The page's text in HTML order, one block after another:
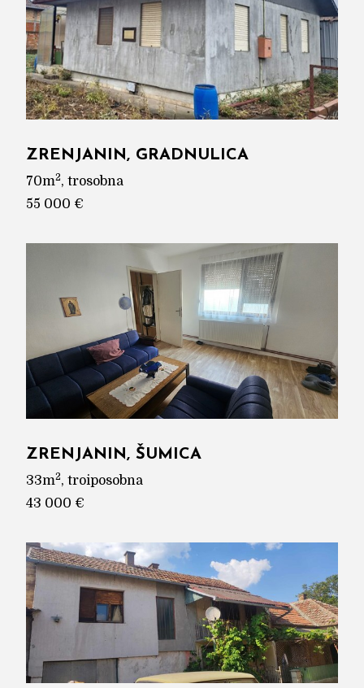
ZRENJANIN, GRADNULICA
70m2, trosobna
55 000 €
ZRENJANIN, ŠUMICA
33m2, troiposobna
43 000 €